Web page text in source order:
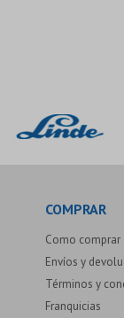
COMPRAR
Como comprar
Envíos y
Términos y
Franquicias